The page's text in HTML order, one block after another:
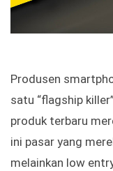
Produsen
satu “flagship
produk terbaru
ini pasar yang
melainkan low